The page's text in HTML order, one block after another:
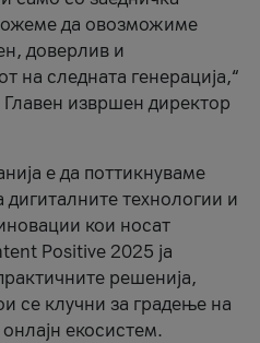
да овозможиме
доверлив и
на следната генерација,“
Главен извршен директор
е да поттикнуваме
технологии и
кои носат
Positive 2025 ја
решенија,
се клучни за градење на
екосистем.